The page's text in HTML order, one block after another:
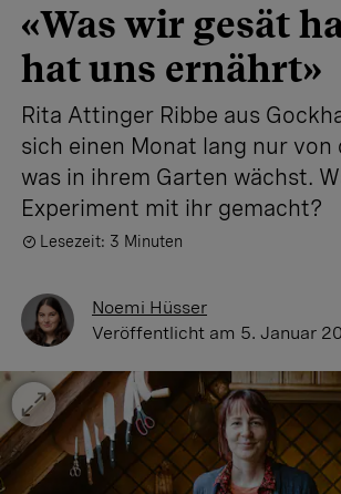
«Was wir gesät
hat uns ernährt»
Rita Attinger Ribbe aus
sich einen Monat lang nur von
was in ihrem Garten wächst.
Experiment mit ihr gemacht?
Lesezeit: 3 Minuten
Noemi Hüsser
Veröffentlicht am 5. Januar